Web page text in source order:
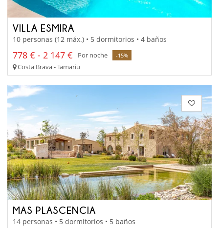
VILLA ESMIRA
10 personas (12 máx.) • 5 dormitorios • 4 baños
778 € - 2 147 € Por noche -15%
Costa Brava - Tamariu
MAS PLASCENCIA
14 personas • 5 dormitorios • 5 baños